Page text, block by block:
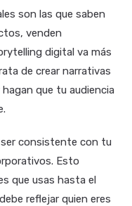
son las que saben
venden
digital va más
de crear narrativas
que tu audiencia
ser consistente con tu
Esto
que usas hasta el
reflejar quien eres